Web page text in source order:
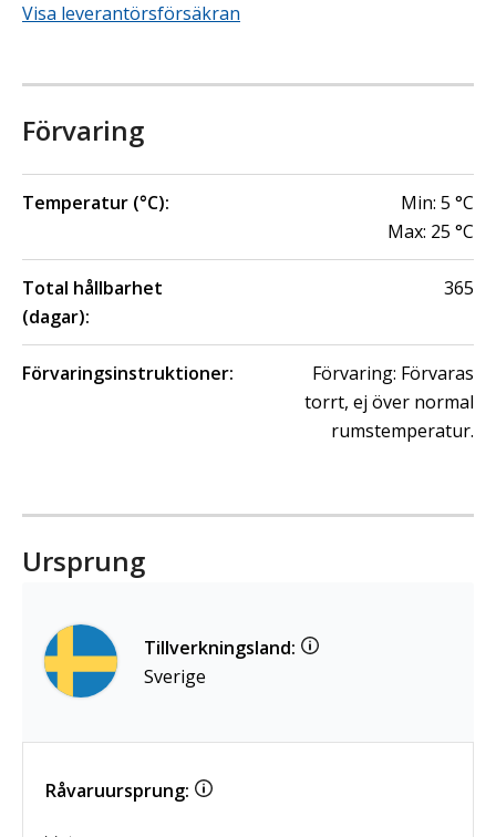
Visa leverantörsförsäkran
Förvaring
Temperatur (°C): Min: 5 °C
Max: 25 °C
Total hållbarhet
(dagar):
365
Förvaringsinstruktioner:
Förvaring: Förvaras
torrt, ej över normal
rumstemperatur.
Ursprung
Tillverkningsland:
Sverige
Råvaruursprung: